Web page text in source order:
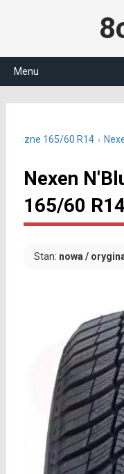
Menu
165/60 R14
Nexen
165/60
Stan: nowa /